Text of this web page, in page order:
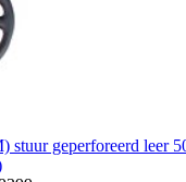
stuur geperforeerd leer